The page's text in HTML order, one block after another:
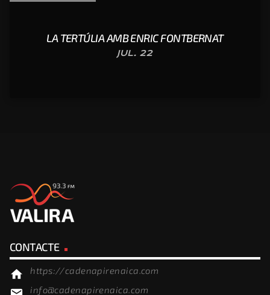
LA TERTÚLIA AMB ENRIC FONTBERNAT
JUL. 22
CONTACTE
home https://cadenapirenaica.com
info@cadenapirenaica.com